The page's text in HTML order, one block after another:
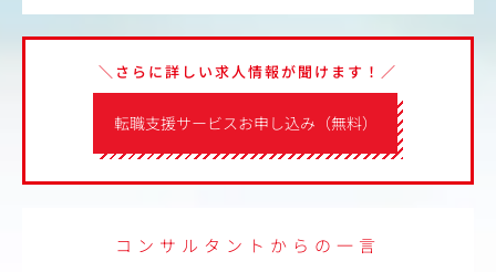
転職支援サービスお申し込み（無料）
＼さらに詳しい求人情報が聞けます！／
コンサルタントからの一言